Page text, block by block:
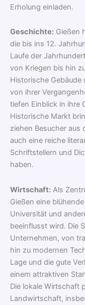
Erholung einladen.
Geschichte: Gießen
die bis ins 12.
Laufe der
von Kriegen bis hin
Historische Gebäude
von ihrer
tiefen Einblick in ihre
Historische Markt
ziehen Besucher aus
auch eine reiche
Schriftstellern und
haben.
Wirtschaft: Als
Gießen eine
Universität und
beeinflusst wird. Die
Unternehmen, von
hin zu modernen
Lage und die gute
einem attraktiven
Die lokale Wirtschaft
Landwirtschaft,